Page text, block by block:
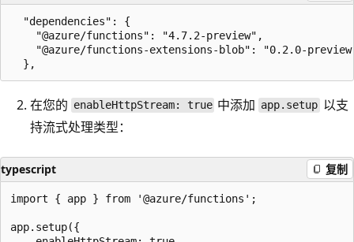
  "dependencies": {
    "@azure/functions": "4.7.2-preview",
"@azure/functions-extensions-blob": "0.2.0-
在您的 enableHttpStream: true 中添加 app.setup 以支
持流式处理类型：
typescript 复制
import { app } from '@azure/functions';
app.setup({